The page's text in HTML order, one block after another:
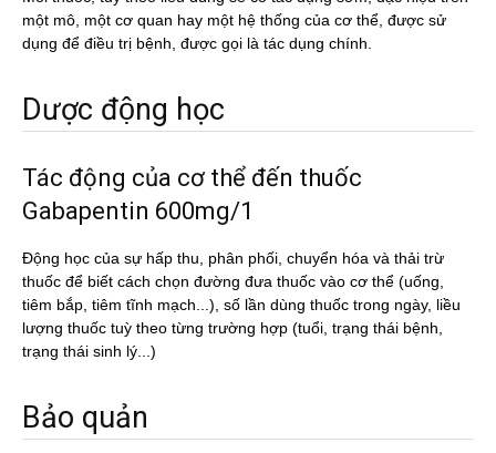
một mô, một cơ quan hay một hệ thống của cơ thể, được sử
dụng để điều trị bệnh, được gọi là tác dụng chính.
Dược động học
Tác động của cơ thể đến thuốc
Gabapentin 600mg/1
Động học của sự hấp thu, phân phối, chuyển hóa và thải trừ
thuốc để biết cách chọn đường đưa thuốc vào cơ thể (uống,
tiêm bắp, tiêm tĩnh mạch...), số lần dùng thuốc trong ngày, liều
lượng thuốc tuỳ theo từng trường hợp (tuổi, trạng thái bệnh,
trạng thái sinh lý...)
Bảo quản